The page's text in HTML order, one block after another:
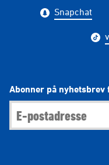
Snapchat
Abonner på nyhetsbrev